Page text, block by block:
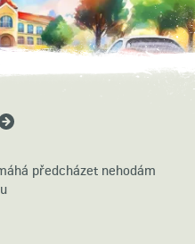
předcházet nehodám